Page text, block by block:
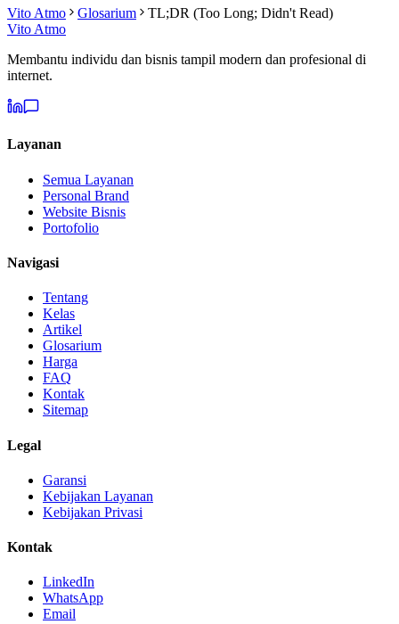
Vito Atmo
Glosarium
TL;DR (Too Long; Didn't Read)
Vito Atmo
Membantu individu dan bisnis tampil modern dan profesional di
internet.
Layanan
Semua Layanan
Personal Brand
Website Bisnis
Portofolio
Navigasi
Tentang
Kelas
Artikel
Glosarium
Harga
FAQ
Kontak
Sitemap
Legal
Garansi
Kebijakan Layanan
Kebijakan Privasi
Kontak
LinkedIn
WhatsApp
Email